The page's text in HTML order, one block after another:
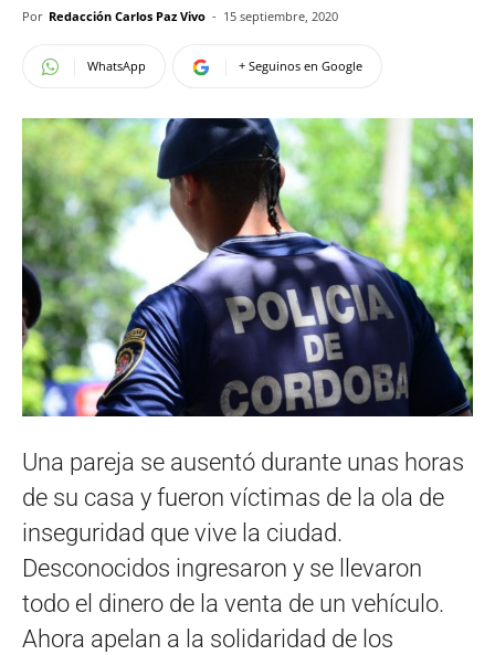
Por Redacción Carlos Paz Vivo - 15 septiembre, 2020
WhatsApp + Seguinos en Google
Una pareja se ausentó durante unas horas
de su casa y fueron víctimas de la ola de
inseguridad que vive la ciudad.
Desconocidos ingresaron y se llevaron
todo el dinero de la venta de un vehículo.
Ahora apelan a la solidaridad de los